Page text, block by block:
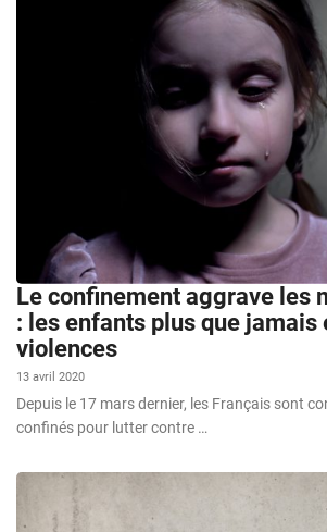
Le confinement aggrave les
: les enfants plus que jamais
violences
13 avril 2020
Depuis le 17 mars dernier, les Français sont
confinés pour lutter contre …